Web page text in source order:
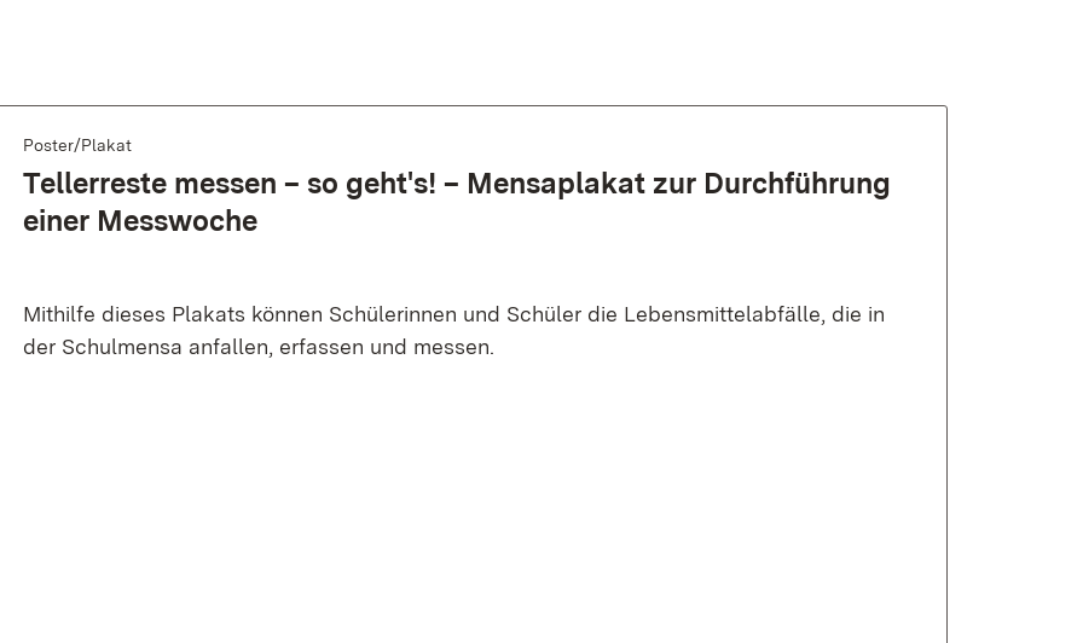
Poster/Plakat
Teller­reste messen – so geht's! – Mensa­plakat zur Durch­führung
einer Mess­woche
Mithilfe dieses Plakats können Schülerinnen und Schüler die Lebensmittelabfälle, die in
der Schulmensa anfallen, erfassen und messen.